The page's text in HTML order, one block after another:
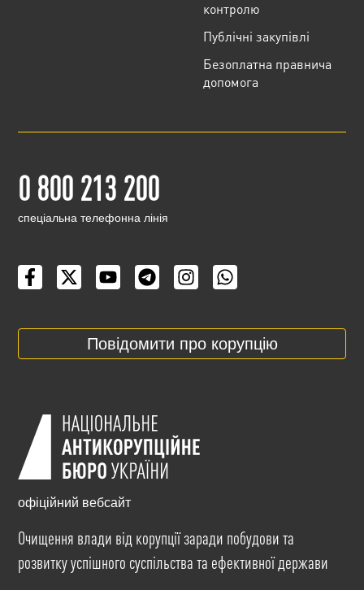
контролю
Публічні закупівлі
Безоплатна правнича
допомога
0 800 213 200
cпеціальна телефонна лінія
Повідомити про корупцію
офіційний вебсайт
Очищення влади від корупції заради побудови та
розвитку успішного суспільства та ефективної держави